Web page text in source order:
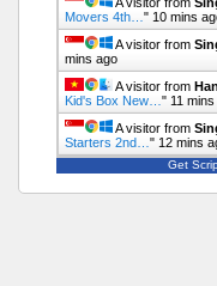
Movers 4th… " 10 mins
A visitor from
mins ago
A visitor from
Kid's Box New… " 11
A visitor from
Starters 2nd… " 12 mins
Get